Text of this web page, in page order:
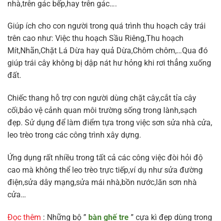
nhà,trên gác bếp,hay trên gác….
Giúp ích cho con người trong quá trình thu hoạch cây trái
trên cao như: Việc thu hoạch Sầu Riêng,Thu hoạch
Mít,Nhãn,Chặt Lá Dừa hay quả Dừa,Chôm chôm,…Qua đó
giúp trái cây không bị dập nát hư hỏng khi rơi thẳng xuống
đất.
Chiếc thang hỗ trợ con người dùng chặt cây,cắt tỉa cây
cối,bảo vệ cảnh quan môi trường sống trong lành,sạch
đẹp. Sử dụng để làm điểm tựa trong việc sơn sửa nhà cửa,
leo trèo trong các công trình xây dựng.
Ứng dụng rất nhiều trong tất cả các công việc đòi hỏi độ
cao mà không thể leo trèo trực tiếp,ví dụ như sửa đường
điện,sửa dây mạng,sửa mái nhà,bồn nước,lăn sơn nhà
cửa…
Đọc thêm : Những bộ ” bàn ghế tre ” cựa kì đẹp dùng trong